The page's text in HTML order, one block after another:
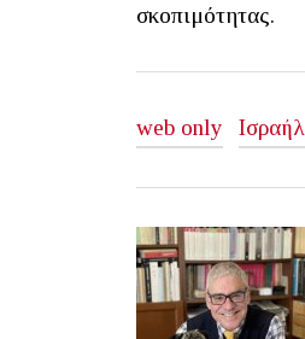
σκοπιμότητας.
web only Ισραήλ